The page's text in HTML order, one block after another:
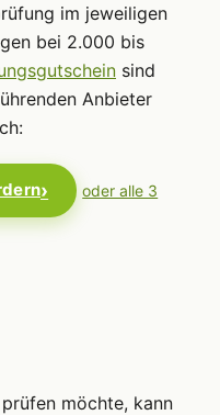
im jeweiligen
bei 2.000 bis
sind
Anbieter
oder alle 3
möchte, kann